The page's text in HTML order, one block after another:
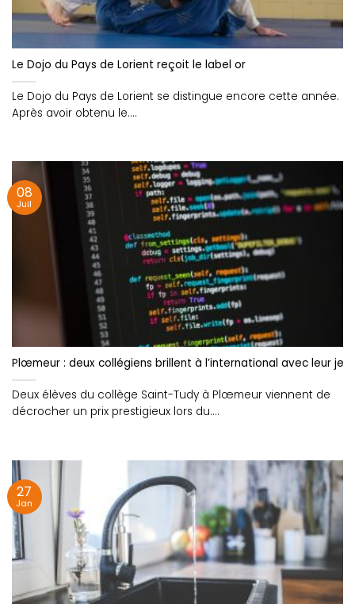
Le Dojo du Pays de Lorient reçoit le label or
Le Dojo du Pays de Lorient se distingue encore cette année.
Après avoir obtenu le....
Plœmeur : deux collégiens brillent à l’international avec leur jeu
Deux élèves du collège Saint-Tudy à Plœmeur viennent de
décrocher un prix prestigieux lors du....
08
Juil
27
Jan